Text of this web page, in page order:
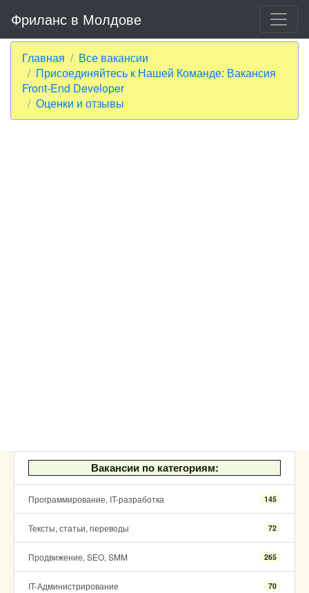
Фриланс в Молдове
Главная
Все вакансии
Присоединяйтесь к Нашей Команде: Вакансия
Front-End Developer
Оценки и отзывы
Вакансии по категориям:
Программирование, IT-разработка 145
Тексты, статьи, переводы 72
Продвижение, SEO, SMM 265
IT-Администрирование 70